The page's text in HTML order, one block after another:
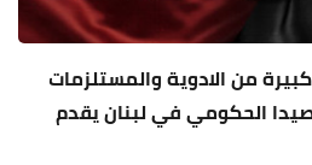
من الادوية والمستلزمات
الحكومي في لبنان يقدم